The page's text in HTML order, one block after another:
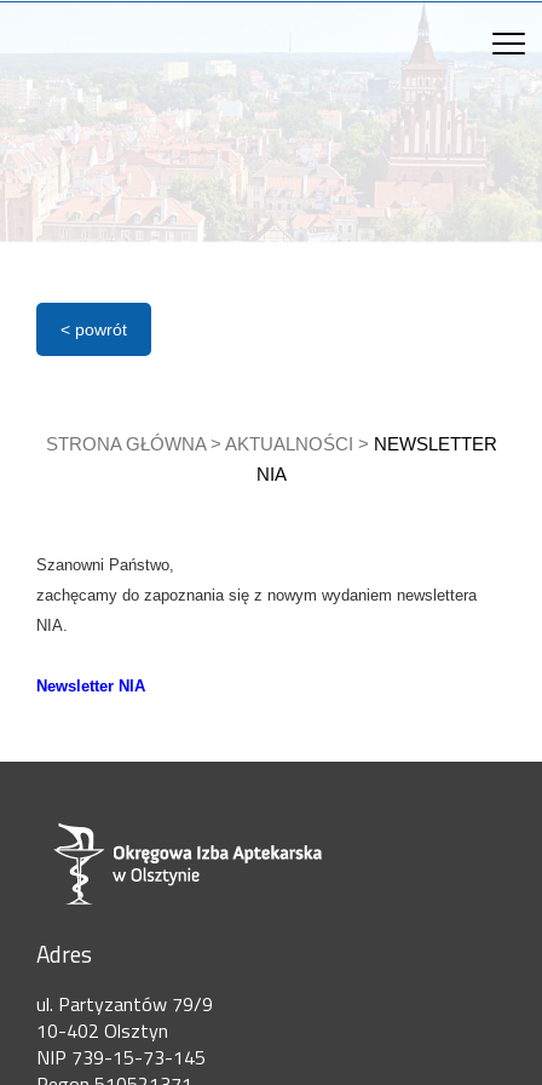
< powrót
STRONA GŁÓWNA> AKTUALNOŚCI > NEWSLETTER
NIA
Szanowni Państwo,
zachęcamy do zapoznania się z nowym wydaniem newslettera
NIA.
Newsletter NIA
Adres
ul. Partyzantów 79/9
10-402 Olsztyn
NIP 739-15-73-145